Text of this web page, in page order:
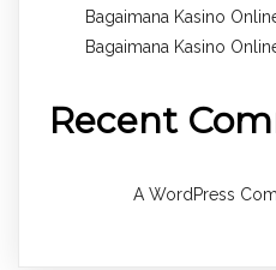
Bagaimana Kasino
Bagaimana Kasino
Recent
A WordPress